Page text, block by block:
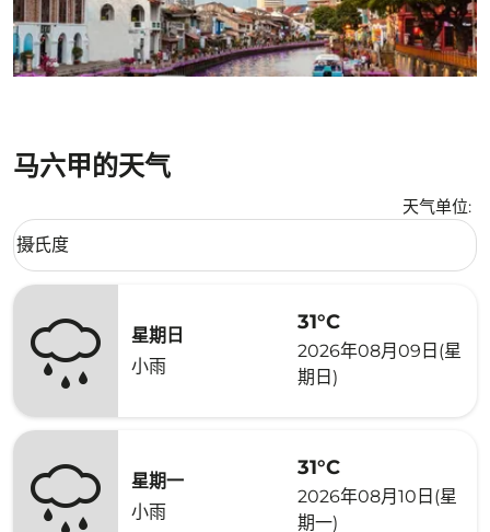
马六甲的天气
天气单位:
Weather unit option 摄氏度 Selected
摄氏度
keyboard_arrow_down
星期日
小雨
31°C
2026年08月09日(星
期日)
星期一
小雨
31°C
2026年08月10日(星
期一)